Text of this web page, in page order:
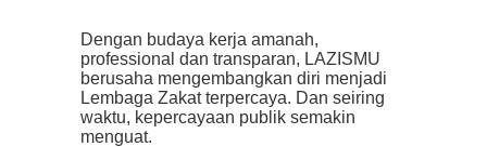
Dengan budaya kerja amanah,
professional dan transparan, LAZISMU
berusaha mengembangkan diri menjadi
Lembaga Zakat terpercaya. Dan seiring
waktu, kepercayaan publik semakin
menguat.